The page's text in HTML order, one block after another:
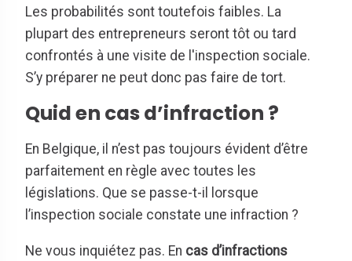
Les probabilités sont toutefois faibles. La
plupart des entrepreneurs seront tôt ou tard
confrontés à une visite de l'inspection sociale.
S’y préparer ne peut donc pas faire de tort.
Quid en cas d’infraction ?
En Belgique, il n’est pas toujours évident d’être
parfaitement en règle avec toutes les
législations. Que se passe-t-il lorsque
l’inspection sociale constate une infraction ?
Ne vous inquiétez pas. En cas d’infractions